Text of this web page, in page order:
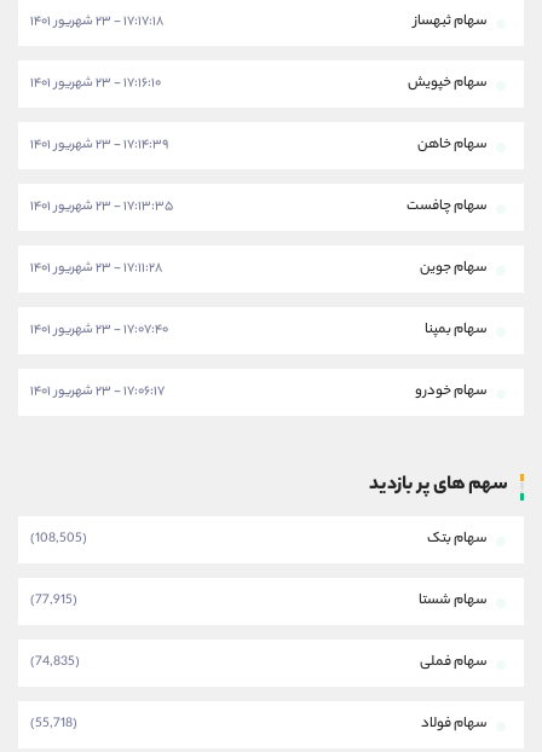
سهام ثبهساز ۱۷:۱۷:۱۸ - ۲۳ شهریور ۱۴۰۱
سهام خپویش ۱۷:۱۶:۱۰ - ۲۳ شهریور ۱۴۰۱
سهام خاهن ۱۷:۱۴:۳۹ - ۲۳ شهریور ۱۴۰۱
سهام چافست ۱۷:۱۳:۳۵ - ۲۳ شهریور ۱۴۰۱
سهام جوین ۱۷:۱۱:۲۸ - ۲۳ شهریور ۱۴۰۱
سهام بمپنا ۱۷:۰۷:۴۰ - ۲۳ شهریور ۱۴۰۱
سهام خودرو ۱۷:۰۶:۱۷ - ۲۳ شهریور ۱۴۰۱
سهم های پر بازدید
سهام بتک (108,505)
سهام شستا (77,915)
سهام فملی (74,835)
سهام فولاد (55,718)